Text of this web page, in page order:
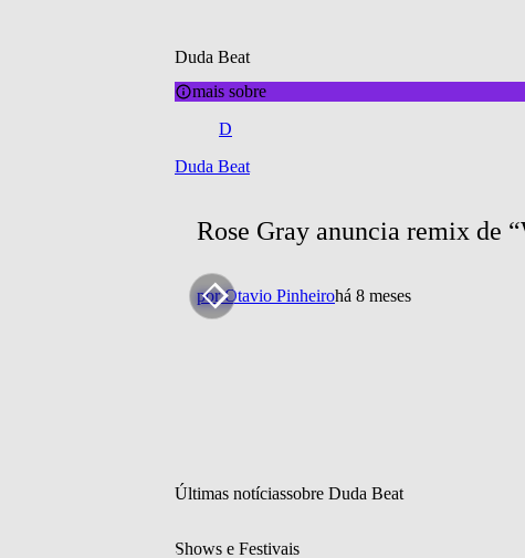
Duda Beat
mais sobre
D
Duda Beat
Rose Gray anuncia remix de
porOtavio Pinheirohá 8 meses
Últimas notíciassobre Duda Beat
Shows e Festivais